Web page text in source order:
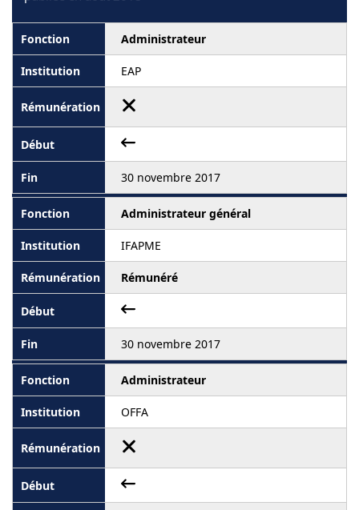
Administrateur
EAP
30 novembre 2017
Administrateur général
IFAPME
Rémunéré
30 novembre 2017
Administrateur
OFFA